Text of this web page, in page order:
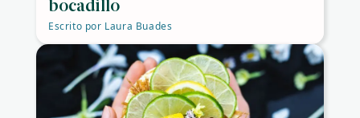
bocadillo
Escrito por Laura Buades